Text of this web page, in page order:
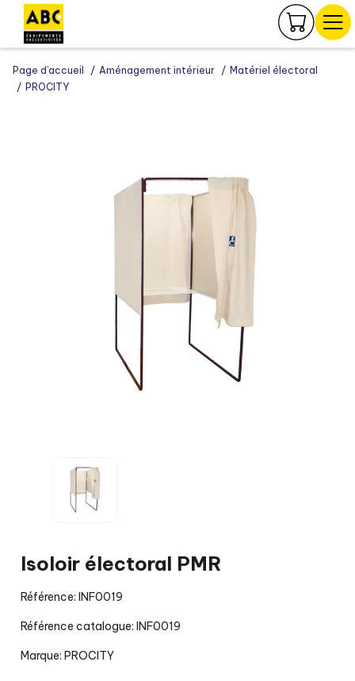
Page d’accueil Aménagement intérieur
Matériel électoral
PROCITY
Isoloir électoral PMR
Référence: INF0019
Référence catalogue: INF0019
Marque: PROCITY
Panneau de gestion des cookies